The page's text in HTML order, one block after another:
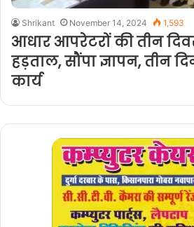
Shrikant November 14, 2024 1,593
आधार आपरेटरों की तीन
हड़ताल, सौंपा ज्ञापन, तीन
कार्य